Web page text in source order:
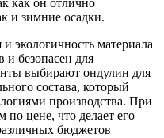
как он отлично
и зимние осадки.
экологичность материала
и безопасен для
выбирают ондулин для
состава, который
производства. При
по цене, что делает его
бюджетов